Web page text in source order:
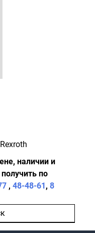
наличии и
по
, 48-48-61, 8